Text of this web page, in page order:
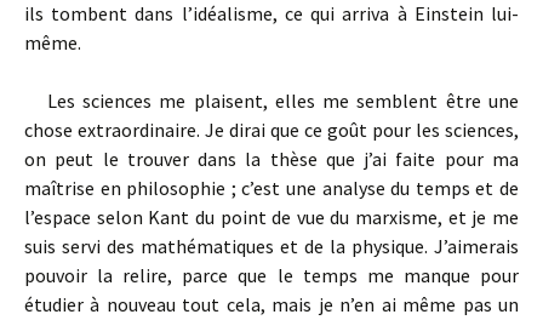
ils tombent dans l’idéalisme, ce qui arriva à Einstein lui-
même.
Les sciences me plaisent, elles me semblent être une
chose extraordinaire. Je dirai que ce goût pour les sciences,
on peut le trouver dans la thèse que j’ai faite pour ma
maîtrise en philosophie ; c’est une analyse du temps et de
l’espace selon Kant du point de vue du marxisme, et je me
suis servi des mathématiques et de la physique. J’aimerais
pouvoir la relire, parce que le temps me manque pour
étudier à nouveau tout cela, mais je n’en ai même pas un